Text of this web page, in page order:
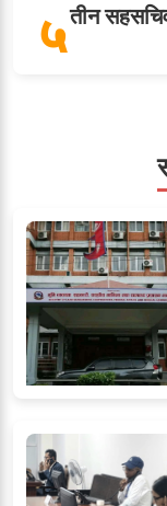
५तीन
ओएनएमका
ध्यानाकर्षण
७ विजयकुमार
टिप्स
जुनियरलाई